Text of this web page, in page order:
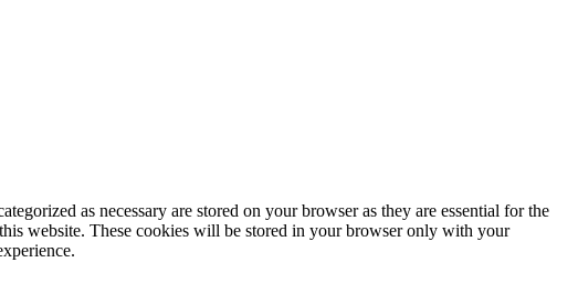
as necessary are stored on your browser as they are essential for the
website. These cookies will be stored in your browser only with your